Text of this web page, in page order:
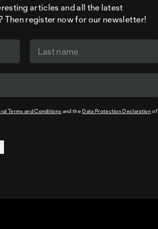
articles and all the latest
Then register now for our newsletter!
Terms and Conditions and the Data Protection Declarationof